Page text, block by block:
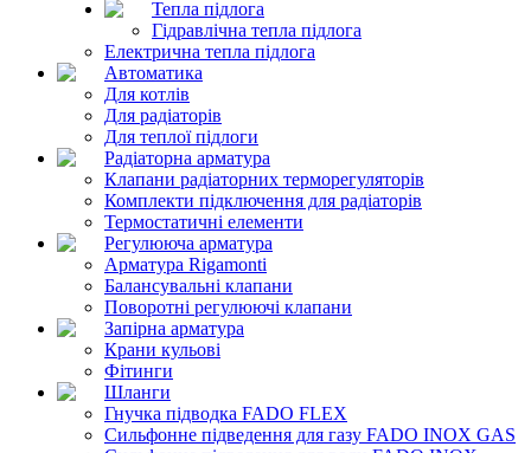
Тепла підлога
Гідравлічна тепла підлога
Електрична тепла підлога
Автоматика
Для котлів
Для радіаторів
Для теплої підлоги
Радіаторна арматура
Клапани радіаторних терморегуляторів
Комплекти підключення для радіаторів
Термостатичні елементи
Регулююча арматура
Арматура Rigamonti
Балансувальні клапани
Поворотні регулюючі клапани
Запірна арматура
Крани кульові
Фітинги
Шланги
Гнучка підводка FADO FLEX
Сильфонне підведення для газу FADO INOX GAS